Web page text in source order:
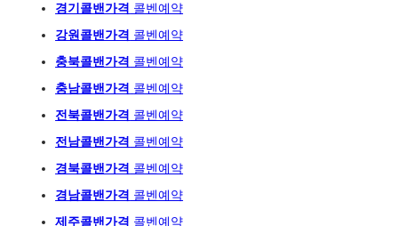
경기콜밴가격 콜벤예약
강원콜밴가격 콜벤예약
충북콜밴가격 콜벤예약
충남콜밴가격 콜벤예약
전북콜밴가격 콜벤예약
전남콜밴가격 콜벤예약
경북콜밴가격 콜벤예약
경남콜밴가격 콜벤예약
제주콜밴가격 콜벤예약